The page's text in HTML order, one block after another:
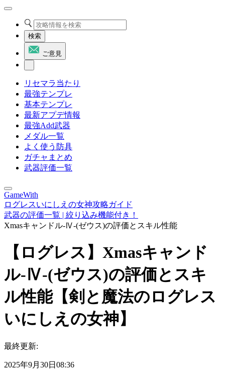
検索
ご意見
リセマラ当たり
最強テンプレ
基本テンプレ
最新アプデ情報
最強Add武器
メダル一覧
よく使う防具
ガチャまとめ
武器評価一覧
GameWith
ログレスいにしえの女神攻略ガイド
武器の評価一覧 | 絞り込み機能付き！
Xmasキャンドル-Ⅳ-(ゼウス)の評価とスキル性能
【ログレス】Xmasキャンド
ル-Ⅳ-(ゼウス)の評価とスキ
ル性能【剣と魔法のログレス
いにしえの女神】
最終更新:
2025年9月30日08:36